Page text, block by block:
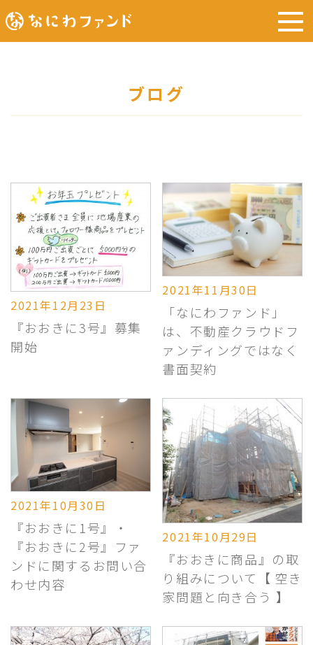
ブログ
2021年12月23日
『おおきに3号』募集
開始
2021年11月30日
「なにわファンド」
は、不動産クラウドフ
ァンディングではなく
書面契約
2021年10月30日
『おおきに1号』・
『おおきに2号』ファ
ンドに関するお問い合
わせ内容
2021年10月29日
『おおきに商品』の取
り組みについて【 空き
家問題と向き合う 】